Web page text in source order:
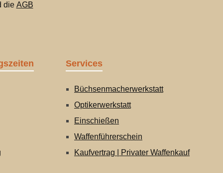
die AGB
Services
Büchsenmacherwerkstatt
Optikerwerkstatt
Einschießen
Waffenführerschein
Kaufvertrag | Privater Waffenkauf